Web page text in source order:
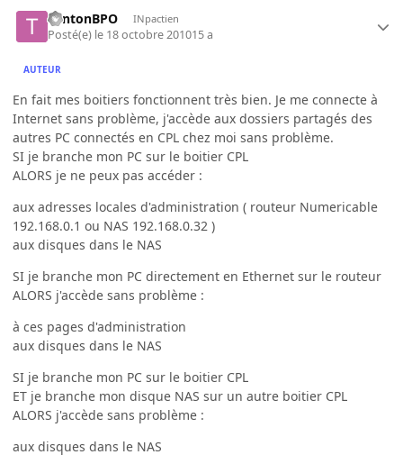
TontonBPO INpactien
Posté(e) le 18 octobre 201015 a
AUTEUR
En fait mes boitiers fonctionnent très bien. Je me connecte à
Internet sans problème, j'accède aux dossiers partagés des
autres PC connectés en CPL chez moi sans problème.
SI je branche mon PC sur le boitier CPL
ALORS je ne peux pas accéder :
aux adresses locales d'administration ( routeur Numericable
192.168.0.1 ou NAS 192.168.0.32 )
aux disques dans le NAS
SI je branche mon PC directement en Ethernet sur le routeur
ALORS j'accède sans problème :
à ces pages d'administration
aux disques dans le NAS
SI je branche mon PC sur le boitier CPL
ET je branche mon disque NAS sur un autre boitier CPL
ALORS j'accède sans problème :
aux disques dans le NAS